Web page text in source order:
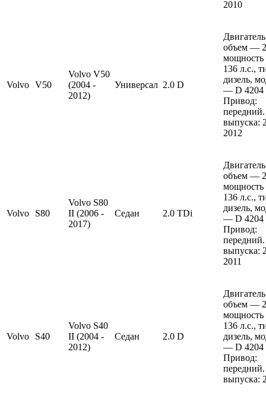
2010
Volvo V50
Volvo V50
(2004 -
2012)
Универсал 2.0 D
объем —
136 л.с.,
дизель,
— D 4204
Привод:
выпуска:
2012
Volvo S80
Volvo S80
II (2006 -
2017)
Седан 2.0 TDi
объем —
136 л.с.,
дизель,
— D 4204
Привод:
выпуска:
2011
Volvo S40
Volvo S40
II (2004 -
2012)
Седан 2.0 D
объем —
136 л.с.,
дизель,
— D 4204
Привод:
выпуска: